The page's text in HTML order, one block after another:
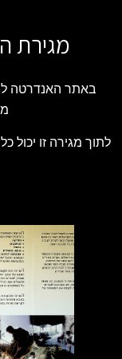
מגירת
באתר האנדרטה
לתוך מגירה זו